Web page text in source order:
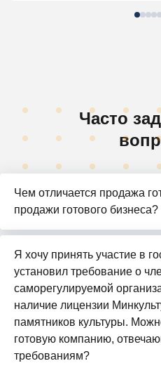
Часто
Чем отличается продажа
продажи готового бизнеса?
Я хочу принять участие в
установил требование о
саморегулируемой
наличие лицензии
памятников культуры.
готовую компанию,
требованиям?